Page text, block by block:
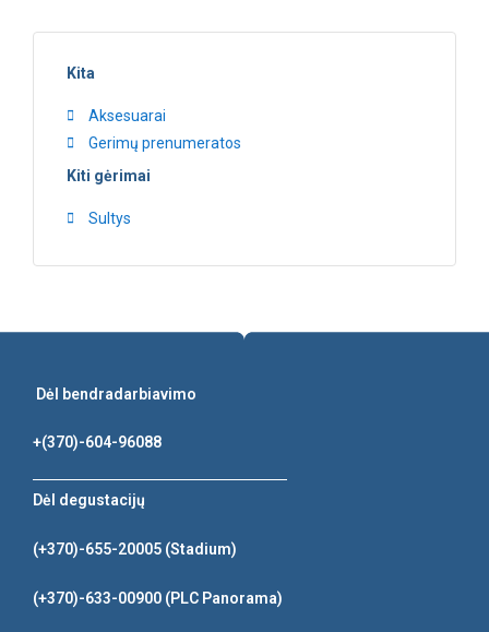
Kita
Aksesuarai
Gerimų prenumeratos
Kiti gėrimai
Sultys
Dėl bendradarbiavimo
+(370)-604-96088
Dėl degustacijų
(+370)-655-20005 (Stadium)
(+370)-633-00900 (PLC Panorama)